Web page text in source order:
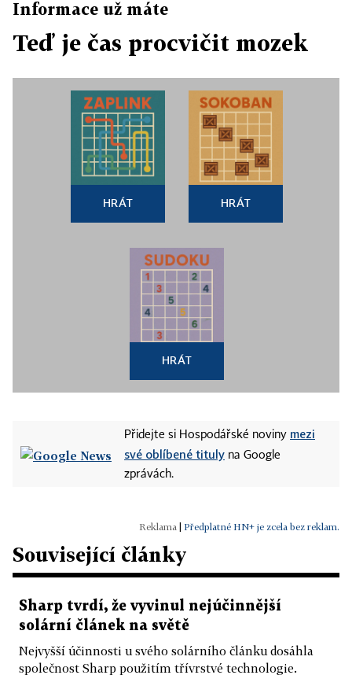
Informace už máte
Teď je čas procvičit mozek
HRÁT HRÁT
HRÁT
Přidejte si Hospodářské noviny mezi
své oblíbené tituly na Google
zprávách.
Předplatné HN+ je zcela bez reklam.
Související články
Sharp tvrdí, že vyvinul nejúčinnější
solární článek na světě
Nejvyšší účinnosti u svého solárního článku dosáhla
společnost Sharp použitím třívrstvé technologie.